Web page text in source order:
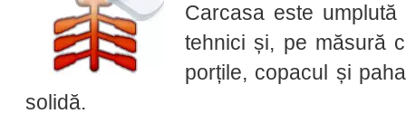
Carcasa este
tehnici și, pe măsură
porțile, copacul și
solidă.